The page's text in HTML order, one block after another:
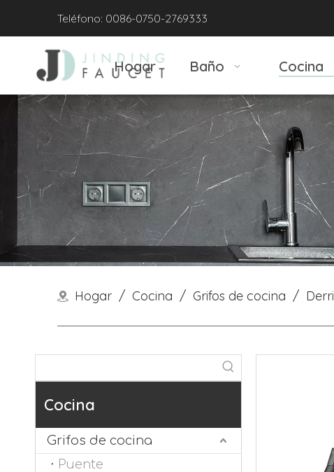
Teléfono: 0086-0750-2769333
Hogar Baño Cocina
Hogar / Cocina / Grifos de cocina /
Cocina
Grifos de cocina
Puente